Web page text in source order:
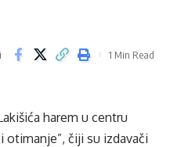
1 Min Read
harem u centru
otimanje”, čiji su izdavači